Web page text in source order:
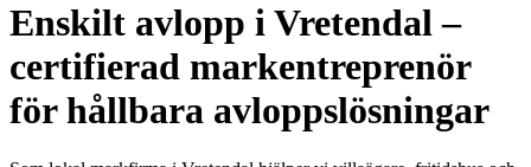
Enskilt avlopp i Vretendal –
certifierad markentreprenör
för hållbara avloppslösningar